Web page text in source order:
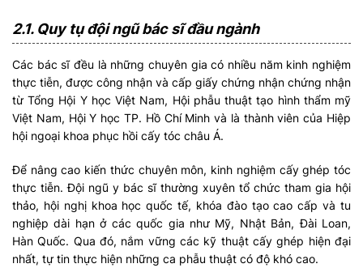
2.1. Quy tụ đội ngũ bác sĩ đầu ngành
Các bác sĩ đều là những chuyên gia có nhiều năm kinh nghiệm
thực tiễn, được công nhận và cấp giấy chứng nhận chứng nhận
từ Tổng Hội Y học Việt Nam, Hội phẫu thuật tạo hình thẩm mỹ
Việt Nam, Hội Y học TP. Hồ Chí Minh và là thành viên của Hiệp
hội ngoại khoa phục hồi cấy tóc châu Á.
Để nâng cao kiến thức chuyên môn, kinh nghiệm cấy ghép tóc
thực tiễn. Đội ngũ y bác sĩ thường xuyên tổ chức tham gia hội
thảo, hội nghị khoa học quốc tế, khóa đào tạo cao cấp và tu
nghiệp dài hạn ở các quốc gia như Mỹ, Nhật Bản, Đài Loan,
Hàn Quốc. Qua đó, nắm vững các kỹ thuật cấy ghép hiện đại
nhất, tự tin thực hiện những ca phẫu thuật có độ khó cao.